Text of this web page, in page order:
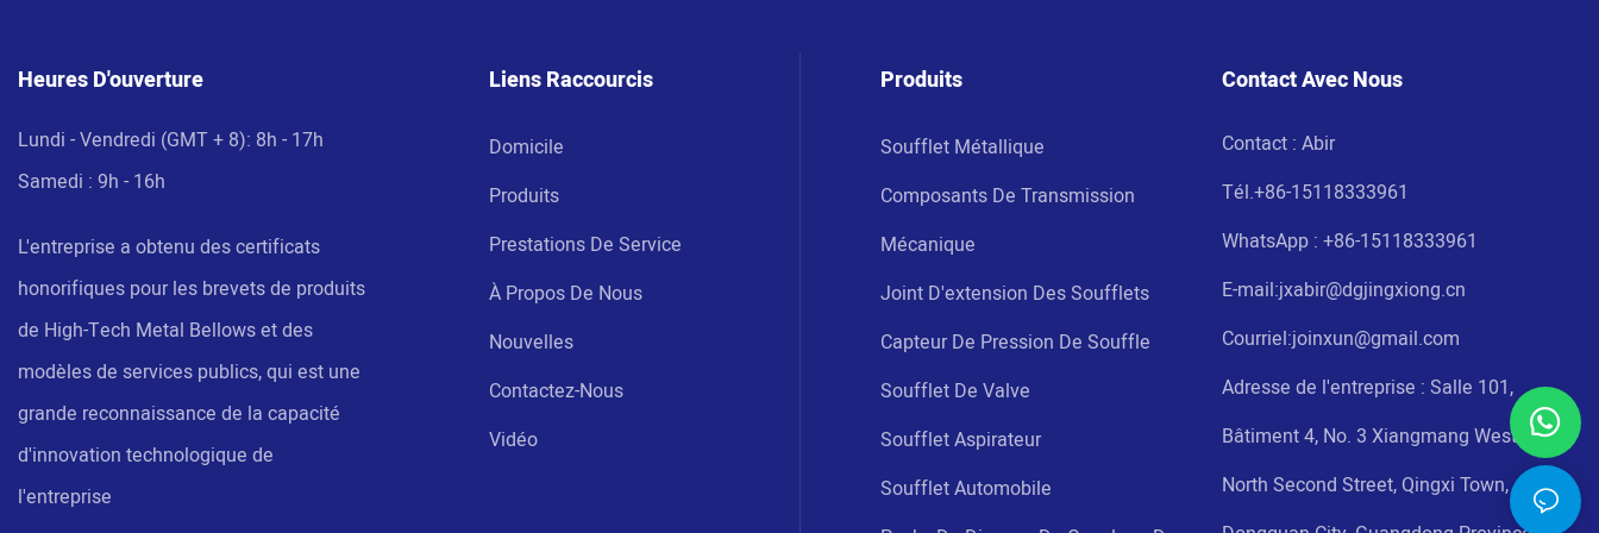
Heures D'ouverture
Lundi - Vendredi (GMT + 8): 8h - 17h
Samedi : 9h - 16h
L'entreprise a obtenu des certificats
honorifiques pour les brevets de produits
de High-Tech Metal Bellows et des
modèles de services publics, qui est une
grande reconnaissance de la capacité
d'innovation technologique de
l'entreprise
Liens Raccourcis
Domicile
Produits
Prestations De Service
À Propos De Nous
Nouvelles
Contactez-Nous
Vidéo
Produits
Soufflet Métallique
Composants De Transmission
Mécanique
Joint D'extension Des Soufflets
Capteur De Pression De Souffle
Soufflet De Valve
Soufflet Aspirateur
Soufflet Automobile
Contact Avec Nous
Contact : Abir
Tél.+86-15118333961
WhatsApp : +86-15118333961
E-mail:jxabir@dgjingxiong.cn
Courriel:joinxun@gmail.com
Adresse de l'entreprise : Salle 101,
Bâtiment 4, No. 3 Xiangmang West Road
North Second Street, Qingxi Town,